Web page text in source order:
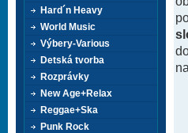
Hard´n Heavy
World Music
Výbery-Various
Detská tvorba
Rozprávky
New Age+Relax
Reggae+Ska
Punk Rock